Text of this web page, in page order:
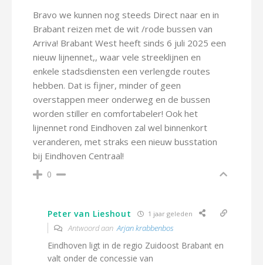
Bravo we kunnen nog steeds Direct naar en in
Brabant reizen met de wit /rode bussen van
Arriva! Brabant West heeft sinds 6 juli 2025 een
nieuw lijnennet,, waar vele streeklijnen en
enkele stadsdiensten een verlengde routes
hebben. Dat is fijner, minder of geen
overstappen meer onderweg en de bussen
worden stiller en comfortabeler! Ook het
lijnennet rond Eindhoven zal wel binnenkort
veranderen, met straks een nieuw busstation
bij Eindhoven Centraal!
0
Peter van Lieshout 1 jaar geleden
Antwoord aanArjan krabbenbos
Eindhoven ligt in de regio Zuidoost Brabant en
valt onder de concessie van